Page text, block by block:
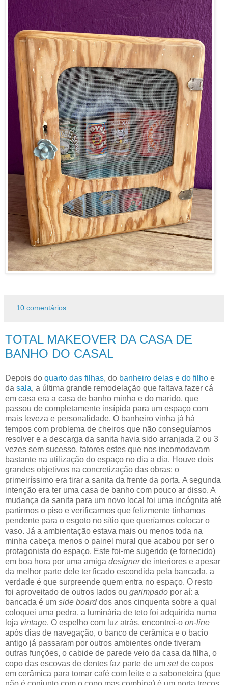
10 comentários:
TOTAL MAKEOVER DA CASA DE
BANHO DO CASAL
Depois do quarto das filhas, do banheiro delas e do filho e
da sala, a última grande remodelação que faltava fazer cá
em casa era a casa de banho minha e do marido, que
passou de completamente insípida para um espaço com
mais leveza e personalidade. O banheiro vinha já há
tempos com problema de cheiros que não conseguíamos
resolver e a descarga da sanita havia sido arranjada 2 ou 3
vezes sem sucesso, fatores estes que nos incomodavam
bastante na utilização do espaço no dia a dia. Houve dois
grandes objetivos na concretização das obras: o
primeiríssimo era tirar a sanita da frente da porta. A segunda
intenção era ter uma casa de banho com pouco ar disso. A
mudança da sanita para um novo local foi uma incógnita até
partirmos o piso e verificarmos que felizmente tínhamos
pendente para o esgoto no sítio que queríamos colocar o
vaso. Já a ambientação estava mais ou menos toda na
minha cabeça menos o painel mural que acabou por ser o
protagonista do espaço. Este foi-me sugerido (e fornecido)
em boa hora por uma amiga designerde interiores e apesar
da melhor parte dele ter ficado escondida pela bancada, a
verdade é que surpreende quem entra no espaço. O resto
foi aproveitado de outros lados ou garimpado por aí: a
bancada é um side boarddos anos cinquenta sobre a qual
coloquei uma pedra, a luminária de teto foi adquirida numa
loja vintage. O espelho com luz atrás, encontrei-o on-line
após dias de navegação, o banco de cerâmica e o bacio
antigo já passaram por outros ambientes onde tiveram
outras funções, o cabide de parede veio da casa da filha, o
copo das escovas de dentes faz parte de um setde copos
em cerâmica para tomar café com leite e a saboneteira (que